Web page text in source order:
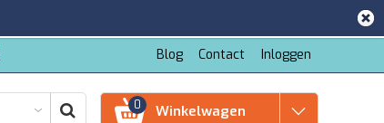
Blog Contact Inloggen
0 Winkelwagen